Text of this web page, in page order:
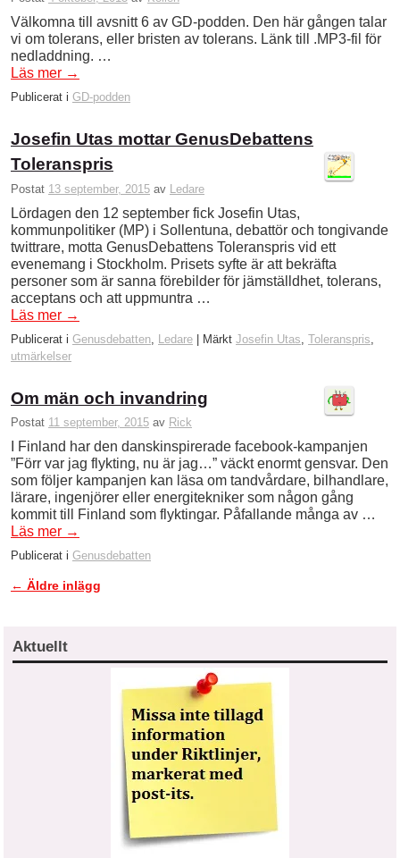
Välkomna till avsnitt 6 av GD-podden. Den här gången talar
vi om tolerans, eller bristen av tolerans. Länk till .MP3-fil för
nedladdning. …
Läs mer →
Publicerat i GD-podden
Josefin Utas mottar GenusDebattens
Toleranspris
Postat 13 september, 2015 av Ledare
Lördagen den 12 september fick Josefin Utas,
kommunpolitiker (MP) i Sollentuna, debattör och tongivande
twittrare, motta GenusDebattens Toleranspris vid ett
evenemang i Stockholm. Prisets syfte är att bekräfta
personer som är sanna förebilder för jämställdhet, tolerans,
acceptans och att uppmuntra …
Läs mer →
Publicerat i Genusdebatten Ledare | Märkt Josefin Utas Toleranspris
utmärkelser
Om män och invandring
Postat 11 september, 2015 av Rick
I Finland har den danskinspirerade facebook-kampanjen
”Förr var jag flykting, nu är jag…” väckt enormt gensvar. Den
som följer kampanjen kan läsa om tandvårdare, bilhandlare,
lärare, ingenjörer eller energitekniker som någon gång
kommit till Finland som flyktingar. Påfallande många av …
Läs mer →
Publicerat i Genusdebatten
Inläggsnavigering
← Äldre inlägg
Aktuellt